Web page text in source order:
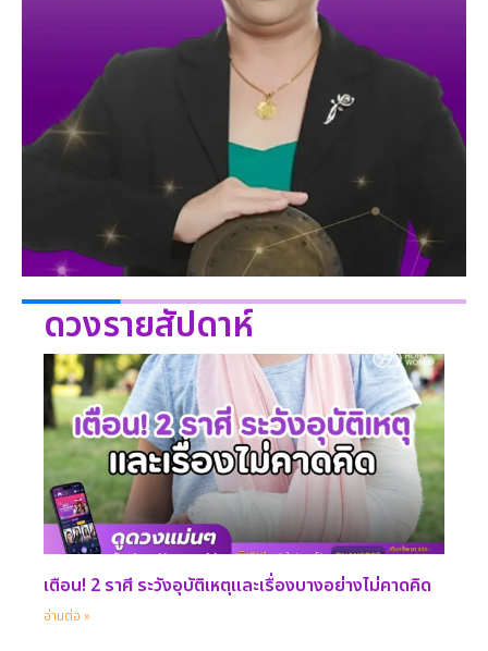
ดวงรายสัปดาห์
เตือน! 2 ราศี ระวังอุบัติเหตุและเรื่องบางอย่างไม่คาดคิด
อ่านต่อ »